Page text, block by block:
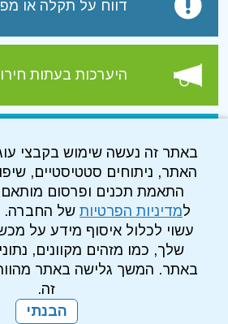
באתר זה נעשה שימוש בקבצי
האתר, ניתוחים סטטיסטיים,
התאמת תכנים ופרסום
למדיניות הפרטיות של החברה.
עשוי לכלול איסוף מידע על
שלך, כמו מזהים מקוונים,
באתר. המשך גלישה באתר
זה.
הבנתי
דווח על תקלה או
היערכות בעתות
עמוד הפייסבוק של